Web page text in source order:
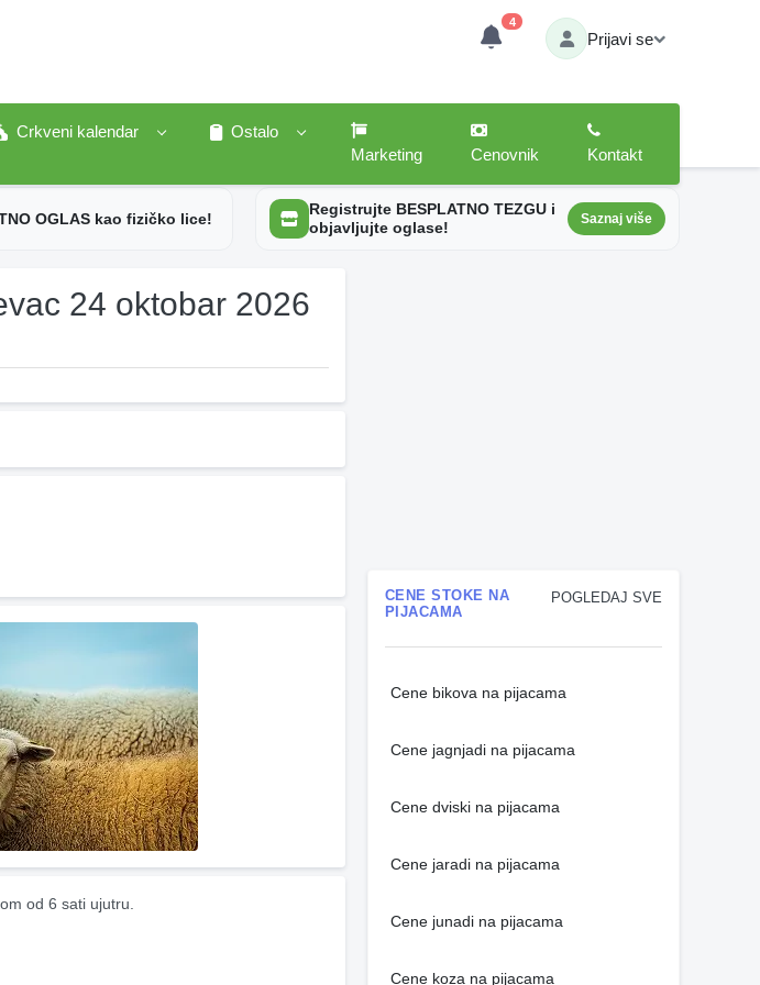
4
Prijavi se
Crkveni kalendar
Ostalo
Marketing
Cenovnik Kontakt
OGLAS kao fizičko lice!
Registrujte BESPLATNO TEZGU i
objavljujte oglase!
Saznaj više
24 oktobar 2026
od 6 sati ujutru.
POGLEDAJ SVE
CENE STOKE NA
PIJACAMA
Cene bikova na pijacama
Cene jagnjadi na pijacama
Cene dviski na pijacama
Cene jaradi na pijacama
Cene junadi na pijacama
Cene koza na pijacama